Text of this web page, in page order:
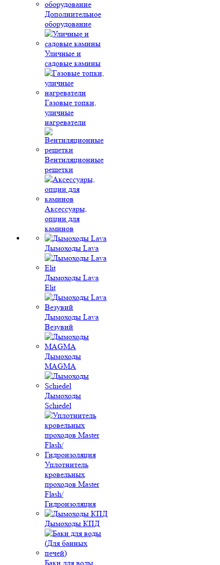
Дополнительное
оборудование
Уличные и
садовые камины
Газовые топки,
уличные
нагреватели
Вентиляционные
решетки
Аксессуары,
опции для
каминов
Дымоходы Lava
Дымоходы Lava
Elit
Дымоходы Lava
Везувий
Дымоходы
MAGMA
Дымоходы
Schiedel
Уплотнитель
кровельных
проходов Master
Flash/
Гидроизоляция
Дымоходы КПД
Баки для воды